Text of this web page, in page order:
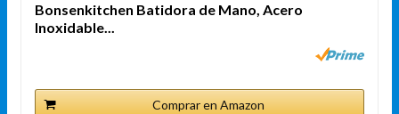
Bonsenkitchen Batidora de Mano, Acero
Inoxidable...
Comprar en Amazon